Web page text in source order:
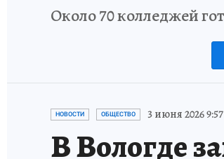
Около 70 колледжей
НОВОСТИ ОБЩЕСТВО 3 июня 2026 9:57
В Вологде